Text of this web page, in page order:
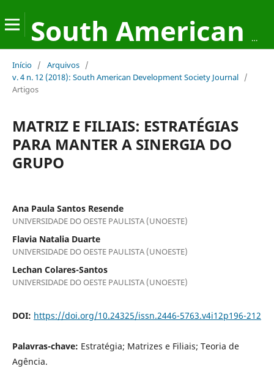
South American Development Society Journal
Início / Arquivos /
v. 4 n. 12 (2018): South American Development Society Journal /
Artigos
MATRIZ E FILIAIS: ESTRATÉGIAS
PARA MANTER A SINERGIA DO
GRUPO
Ana Paula Santos Resende
UNIVERSIDADE DO OESTE PAULISTA (UNOESTE)
Flavia Natalia Duarte
UNIVERSIDADE DO OESTE PAULISTA (UNOESTE)
Lechan Colares-Santos
UNIVERSIDADE DO OESTE PAULISTA (UNOESTE)
DOI: https://doi.org/10.24325/issn.2446-5763.v4i12p196-212
Palavras-chave: Estratégia; Matrizes e Filiais; Teoria de
Agência.